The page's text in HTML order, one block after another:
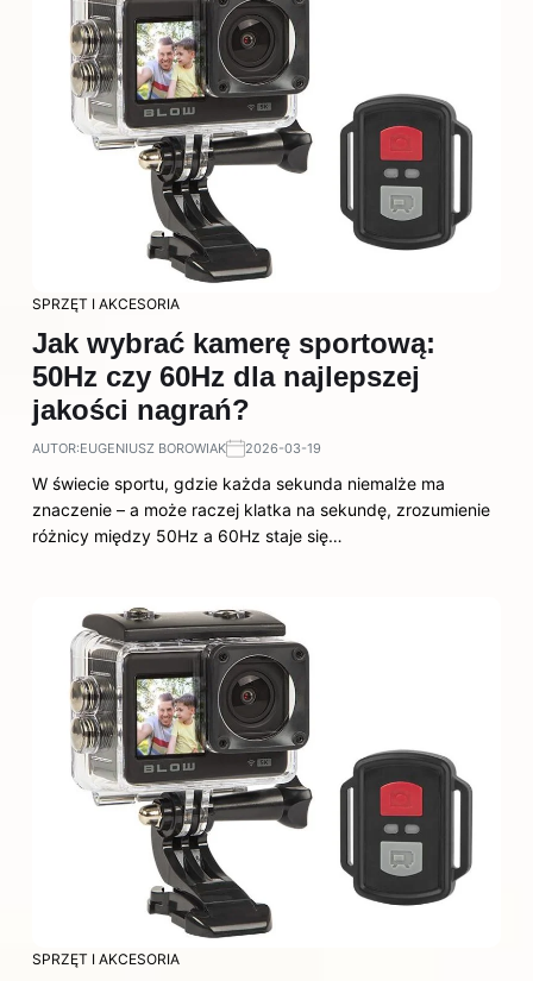
SPRZĘT I AKCESORIA
Jak wybrać kamerę sportową:
50Hz czy 60Hz dla najlepszej
jakości nagrań?
AUTOR:EUGENIUSZ BOROWIAK 2026-03-19
W świecie sportu, gdzie każda sekunda niemalże ma
znaczenie – a może raczej klatka na sekundę, zrozumienie
różnicy między 50Hz a 60Hz staje się…
SPRZĘT I AKCESORIA